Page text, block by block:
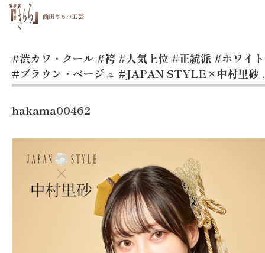
#渋カワ・クール #袴 #人気上位 #正統派 #ホワイ
#ブラウン・ベージュ #JAPAN STYLE×中村里砂 .
hakama00462